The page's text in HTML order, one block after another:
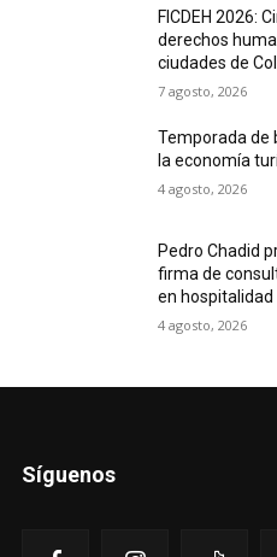
FICDEH 2026:
derechos
ciudades de
7 agosto, 2026
Temporada de
la economía
4 agosto, 2026
Pedro Chadid
firma de
en hospitalidad
4 agosto, 2026
Síguenos